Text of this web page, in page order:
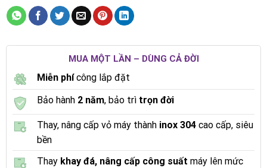
MUA MỘT LẦN – DÙNG CẢ ĐỜI
Miễn phícông lắp đặt
Bảo hành 2 năm, bảo trì trọn đời
Thay, nâng cấp vỏ máy thành inox 304cao cấp, siêu
bền
Thay khay đá, nâng cấp công suất máy lên mức